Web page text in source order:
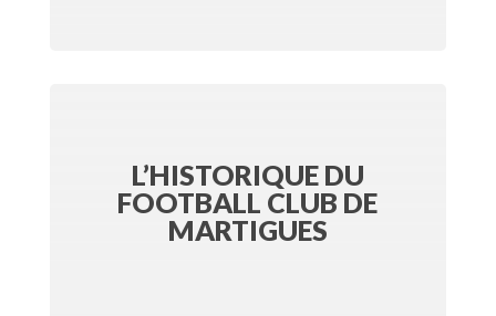
L’HISTORIQUE DU
FOOTBALL CLUB DE
MARTIGUES